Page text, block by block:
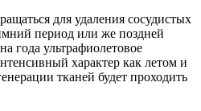
для удаления сосудистых
период или же поздней
года ультрафиолетовое
характер как летом и
тканей будет проходить